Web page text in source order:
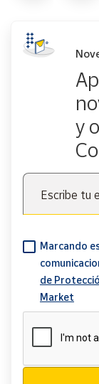
y
Escribe tu
Marcando
de
Market